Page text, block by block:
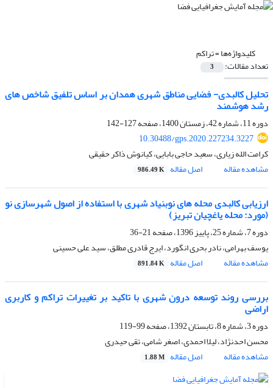
کلیدواژه‌ها =تراکم
تعداد مقالات: 3
تحلیل کالبدی- فضایی مناطق شهری همدان بر اساس تلفیق شاخص های
رشد هوشمند
دوره 11، شماره 42، زمستان 1400، صفحه
127-142
10.30488/gps.2020.227234.3227
کرامت الله زیاری، سعید حاجی بابایی، کیانوش ذاکر حقیقی
مشاهده مقاله
اصل مقاله 986.49 K
ارزیابی کالبدی محله های نوبنیاد شهری با استفاده از اصول شهرسازی نو
(مورد: محله یاغچیان تبریز)
دوره 7، شماره 25، پاییز 1396، صفحه
21-36
یوسف بهرامی، نادر بحری انگورد، ایرج قادری مطلق، سید علی حسینی
مشاهده مقاله
اصل مقاله 891.84 K
بررسی روند توسعه درون شهری با تاکید بر تغییرات تراکم و کاربری
اراضی
دوره 3، شماره 8، تابستان 1392، صفحه
99-119
محسن احدنژاد، لیلا احمدی، اصغر شامی، تقی حیدری
مشاهده مقاله
اصل مقاله 1.88 M